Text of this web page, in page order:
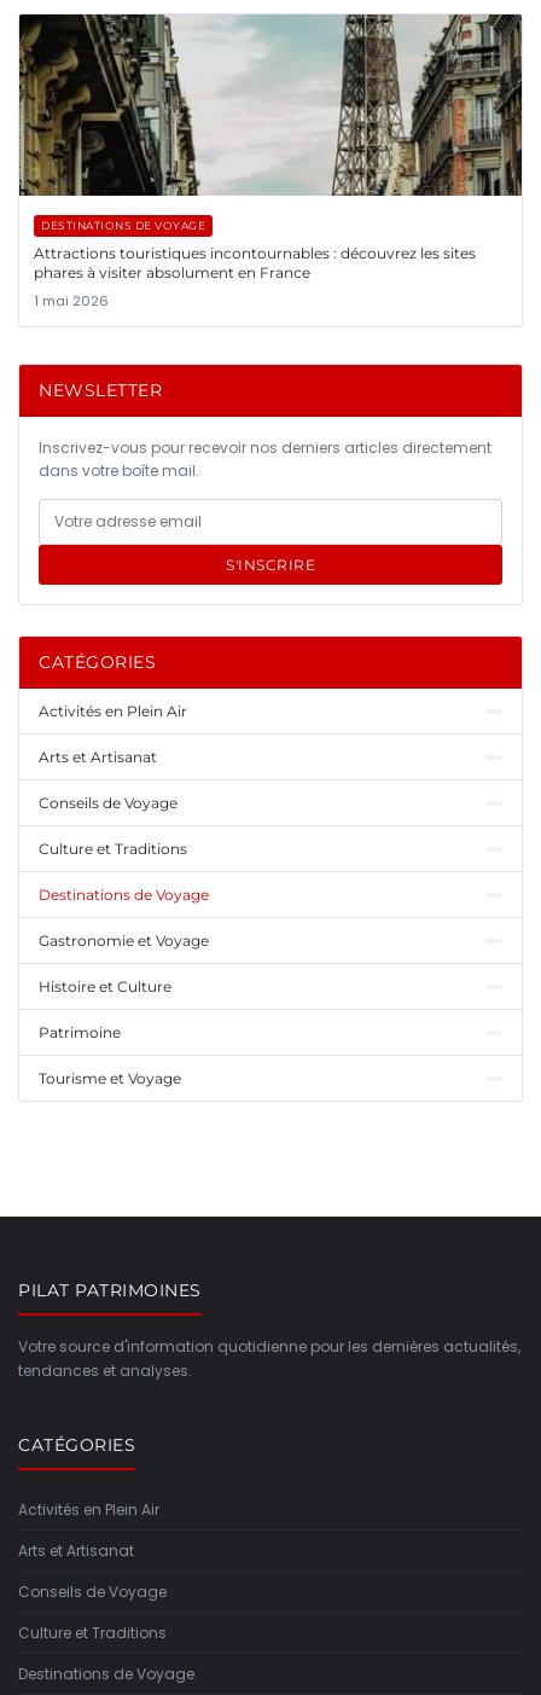
DESTINATIONS DE VOYAGE
Attractions touristiques incontournables : découvrez les sites
phares à visiter absolument en France
1 mai 2026
NEWSLETTER
Inscrivez-vous pour recevoir nos derniers articles directement
dans votre boîte mail.
S'INSCRIRE
CATÉGORIES
Activités en Plein Air
Arts et Artisanat
Conseils de Voyage
Culture et Traditions
Destinations de Voyage
Gastronomie et Voyage
Histoire et Culture
Patrimoine
Tourisme et Voyage
PILAT PATRIMOINES
Votre source d'information quotidienne pour les dernières actualités,
tendances et analyses.
CATÉGORIES
Activités en Plein Air
Arts et Artisanat
Conseils de Voyage
Culture et Traditions
Destinations de Voyage